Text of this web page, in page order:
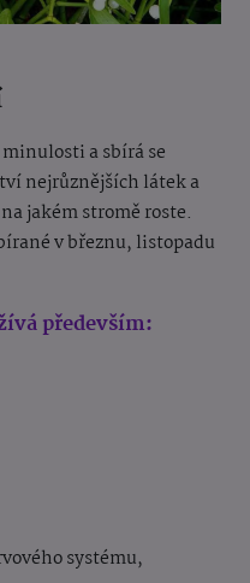
a sbírá se
nejrůznějších látek a
jakém stromě roste.
v březnu, listopadu
především:
systému,